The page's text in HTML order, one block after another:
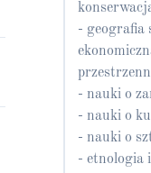
- geografia
- nauki o
- nauki o
- nauki o
- etnologia